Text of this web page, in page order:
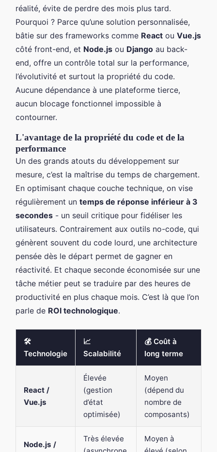
réalité, évite de perdre des mois plus tard.
Pourquoi ? Parce qu’une solution personnalisée,
bâtie sur des frameworks comme React ou Vue.js
côté front-end, et Node.js ou Django au back-
end, offre un contrôle total sur la performance,
l’évolutivité et surtout la propriété du code.
Aucune dépendance à une plateforme tierce,
aucun blocage fonctionnel impossible à
contourner.
L'avantage de la propriété du code et de la
performance
Un des grands atouts du développement sur
mesure, c’est la maîtrise du temps de chargement.
En optimisant chaque couche technique, on vise
régulièrement un temps de réponse inférieur à 3
secondes - un seuil critique pour fidéliser les
utilisateurs. Contrairement aux outils no-code, qui
génèrent souvent du code lourd, une architecture
pensée dès le départ permet de gagner en
réactivité. Et chaque seconde économisée sur une
tâche métier peut se traduire par des heures de
productivité en plus chaque mois. C’est là que l’on
parle de ROI technologique.
🛠️
Technologie
📈
Scalabilité
💰 Coût à
long terme
React /
Vue.js
Élevée
(gestion
d’état
optimisée)
Moyen
(dépend du
nombre de
composants)
Node.js /
Très élevée
Moyen à